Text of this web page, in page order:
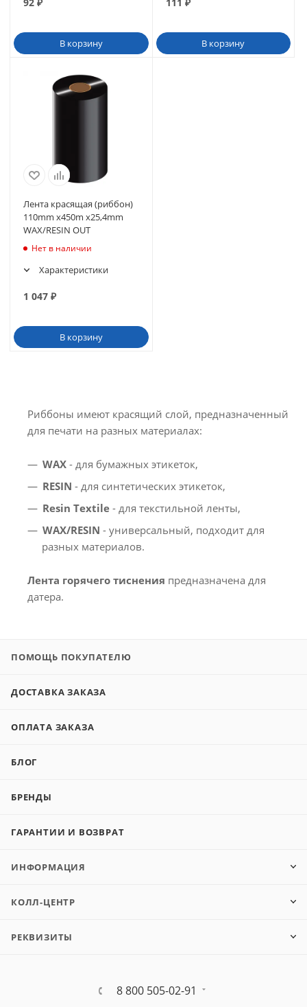
92 ₽
В корзину
111 ₽
В корзину
Лента красящая (риббон)
110mm x450m х25,4mm
WAX/RESIN OUT
Нет в наличии
Характеристики
1 047 ₽
В корзину
Риббоны имеют красящий слой, предназначенный
для печати на разных материалах:
WAX - для бумажных этикеток,
RESIN - для синтетических этикеток,
Resin Textile - для текстильной ленты,
WAX/RESIN - универсальный, подходит для
разных материалов.
Лента горячего тиснения предназначена для
датера.
ПОМОЩЬ ПОКУПАТЕЛЮ
ДОСТАВКА ЗАКАЗА
ОПЛАТА ЗАКАЗА
БЛОГ
БРЕНДЫ
ГАРАНТИИ И ВОЗВРАТ
ИНФОРМАЦИЯ
КОЛЛ-ЦЕНТР
РЕКВИЗИТЫ
8 800 505-02-91